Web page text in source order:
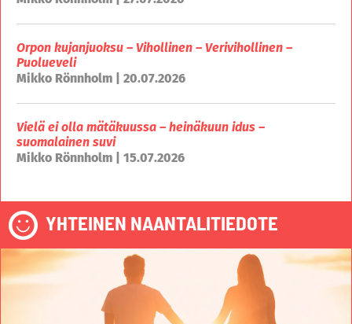
Orpon kujanjuoksu – Vihollinen – Verivihollinen –
Puolueveli
Mikko Rönnholm | 20.07.2026
Vielä ei olla mätäkuussa – heinäkuun idus –
suomalainen suvi
Mikko Rönnholm | 15.07.2026
YHTEINEN NAANTALITIEDOTE